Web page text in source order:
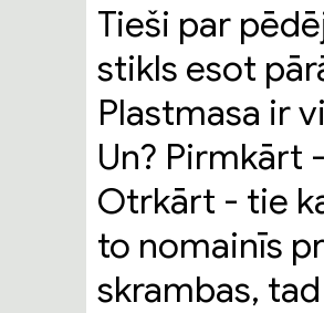
Tieši par
stikls esot
Plastmasa ir
Un? Pirmkārt
Otrkārt - tie
to nomainīs
skrambas,